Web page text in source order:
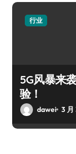
行业
5G风暴来
验！
dawei 3 月